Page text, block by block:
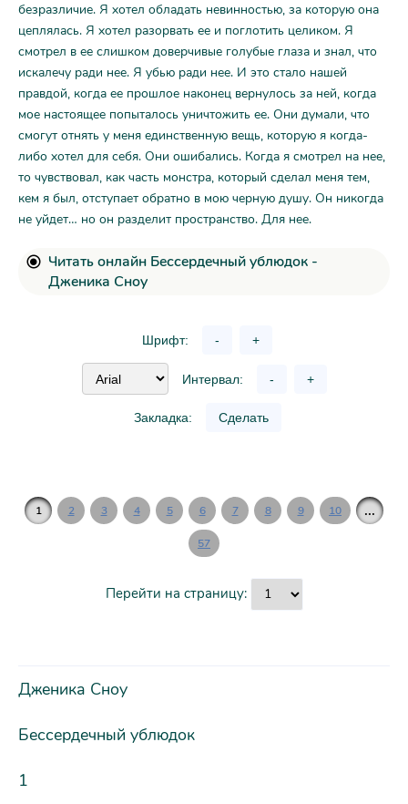
безразличие. Я хотел обладать невинностью, за которую она
цеплялась. Я хотел разорвать ее и поглотить целиком. Я
смотрел в ее слишком доверчивые голубые глаза и знал, что
искалечу ради нее. Я убью ради нее. И это стало нашей
правдой, когда ее прошлое наконец вернулось за ней, когда
мое настоящее попыталось уничтожить ее. Они думали, что
смогут отнять у меня единственную вещь, которую я когда-
либо хотел для себя. Они ошибались. Когда я смотрел на нее,
то чувствовал, как часть монстра, который сделал меня тем,
кем я был, отступает обратно в мою черную душу. Он никогда
не уйдет… но он разделит пространство. Для нее.
Читать онлайн Бессердечный ублюдок -
Дженика Сноу
Шрифт: - +
Интервал: - +
Закладка: Сделать
1 2 3 4 5 6 7 8 9 10 ...
57
Перейти на страницу:
Дженика Сноу
Бессердечный ублюдок
1